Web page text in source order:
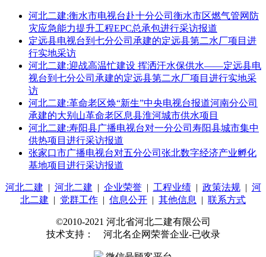
河北二建:衡水市电视台赴十分公司衡水市区燃气管网防
灾应急能力提升工程EPC总承包进行采访报道
定远县电视台到七分公司承建的定远县第二水厂项目进
行实地采访
河北二建:迎战高温忙建设 挥洒汗水保供水——定远县电
视台到七分公司承建的定远县第二水厂项目进行实地采
访
河北二建:革命老区焕“新生”中央电视台报道河南分公司
承建的大别山革命老区息县淮河城市供水项目
河北二建:寿阳县广播电视台对一分公司寿阳县城市集中
供热项目进行采访报道
张家口市广播电视台对五分公司张北数字经济产业孵化
基地项目进行采访报道
河北二建 | 河北二建 | 企业荣誉| 工程业绩| 政策法规| 河
北二建 | 党群工作 | 信息公开 | 其他信息 | 联系方式
©2010-2021 河北省河北二建有限公司
技术支持： 河北名企网荣誉企业-已收录